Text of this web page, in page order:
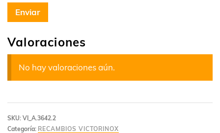
Valoraciones
No hay valoraciones aún.
SKU: VI_A.3642.2
Categoría: RECAMBIOS VICTORINOX